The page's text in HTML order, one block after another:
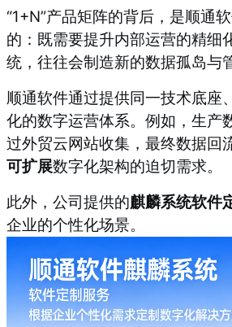
“1+N”产品矩阵的背后，是顺通
的：既需要提升内部运营的精细
统，往往会制造新的数据孤岛与
顺通软件通过提供同一技术底座
化的数字运营体系。例如，生产
过外贸云网站收集，最终数据回
可扩展数字化架构的迫切需求。
此外，公司提供的麒麟系统软件
企业的个性化场景。